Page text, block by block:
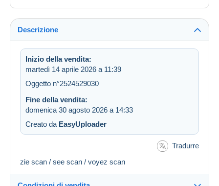
Descrizione
Inizio della vendita:
martedì 14 aprile 2026 a 11:39
Oggetto n°2524529030
Fine della vendita:
domenica 30 agosto 2026 a 14:33
Creato da EasyUploader
Tradurre
zie scan / see scan / voyez scan